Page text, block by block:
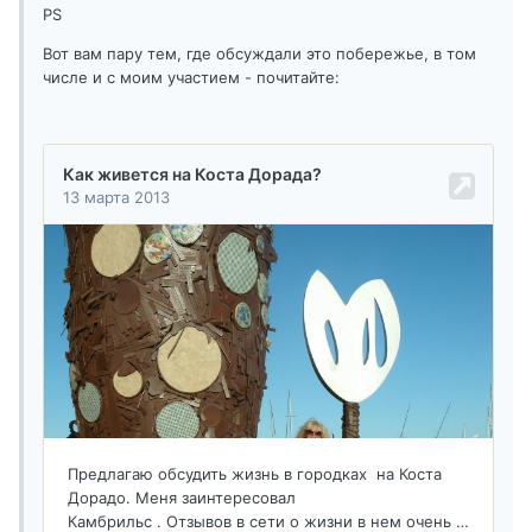
PS
Вот вам пару тем, где обсуждали это побережье, в том
числе и с моим участием - почитайте: